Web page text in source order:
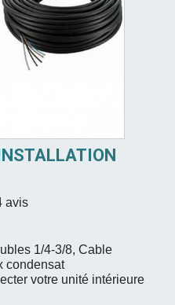
avis
1/4-3/8, Cable
condensat
votre unité intérieure